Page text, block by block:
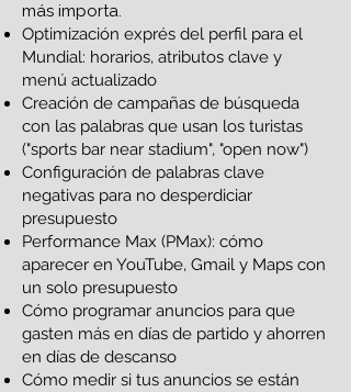
más importa.​
Optimización exprés del perfil para el
Mundial: horarios, atributos clave y
menú actualizado
Creación de campañas de búsqueda
con las palabras que usan los turistas
("sports bar near stadium", "open now")
Configuración de palabras clave
negativas para no desperdiciar
presupuesto
Performance Max (PMax): cómo
aparecer en YouTube, Gmail y Maps con
un solo presupuesto
Cómo programar anuncios para que
gasten más en días de partido y ahorren
en días de descanso
Cómo medir si tus anuncios se están